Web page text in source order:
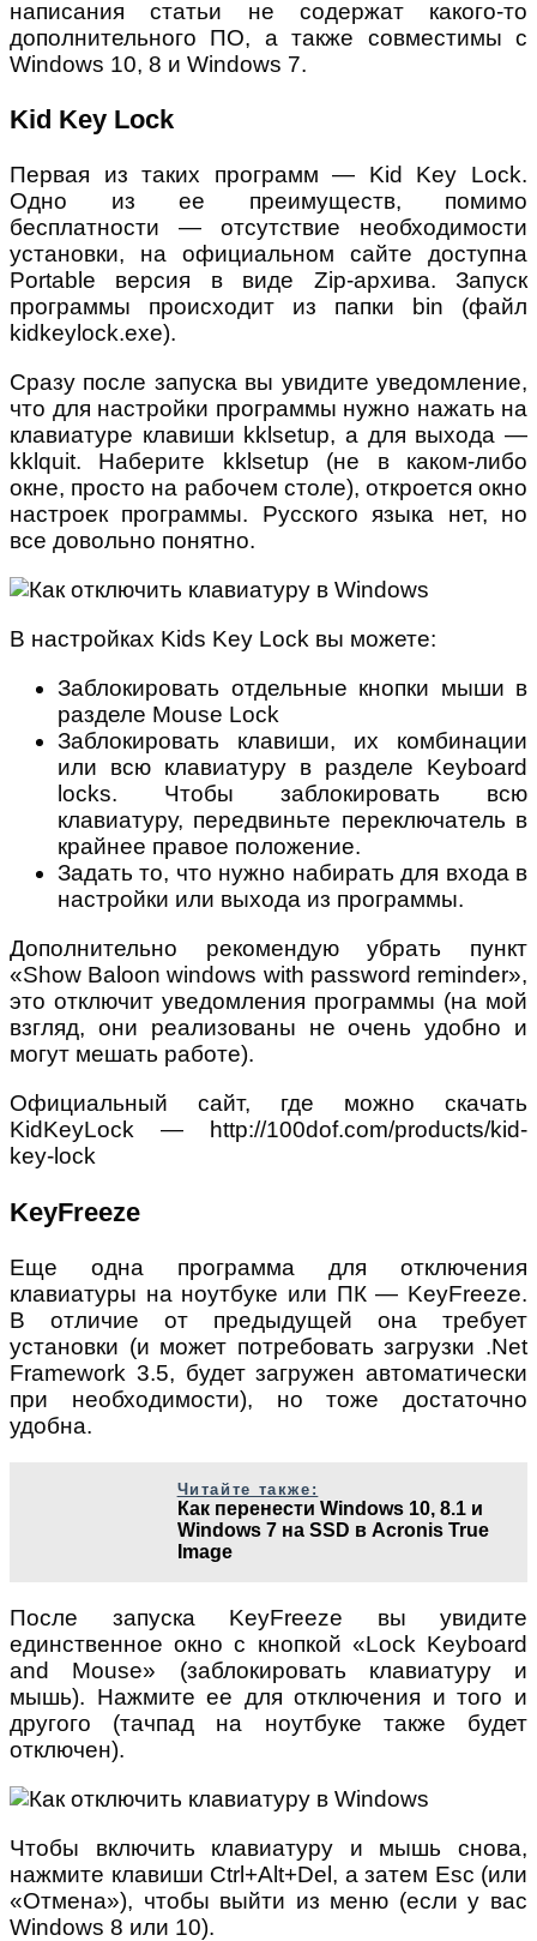
написания статьи не содержат какого-то
дополнительного ПО, а также совместимы с
Windows 10, 8 и Windows 7.
Kid Key Lock
Первая из таких программ — Kid Key Lock.
Одно из ее преимуществ, помимо
бесплатности — отсутствие необходимости
установки, на официальном сайте доступна
Portable версия в виде Zip-архива. Запуск
программы происходит из папки bin (файл
kidkeylock.exe).
Сразу после запуска вы увидите уведомление,
что для настройки программы нужно нажать на
клавиатуре клавиши kklsetup, а для выхода —
kklquit. Наберите kklsetup (не в каком-либо
окне, просто на рабочем столе), откроется окно
настроек программы. Русского языка нет, но
все довольно понятно.
В настройках Kids Key Lock вы можете:
Заблокировать отдельные кнопки мыши в
разделе Mouse Lock
Заблокировать клавиши, их комбинации
или всю клавиатуру в разделе Keyboard
locks. Чтобы заблокировать всю
клавиатуру, передвиньте переключатель в
крайнее правое положение.
Задать то, что нужно набирать для входа в
настройки или выхода из программы.
Дополнительно рекомендую убрать пункт
«Show Baloon windows with password reminder»,
это отключит уведомления программы (на мой
взгляд, они реализованы не очень удобно и
могут мешать работе).
Официальный сайт, где можно скачать
KidKeyLock — http://100dof.com/products/kid-
key-lock
KeyFreeze
Еще одна программа для отключения
клавиатуры на ноутбуке или ПК — KeyFreeze.
В отличие от предыдущей она требует
установки (и может потребовать загрузки .Net
Framework 3.5, будет загружен автоматически
при необходимости), но тоже достаточно
удобна.
Читайте также:
Как перенести Windows 10, 8.1 и
Windows 7 на SSD в Acronis True
Image
После запуска KeyFreeze вы увидите
единственное окно с кнопкой «Lock Keyboard
and Mouse» (заблокировать клавиатуру и
мышь). Нажмите ее для отключения и того и
другого (тачпад на ноутбуке также будет
отключен).
Чтобы включить клавиатуру и мышь снова,
нажмите клавиши Ctrl+Alt+Del, а затем Esc (или
«Отмена»), чтобы выйти из меню (если у вас
Windows 8 или 10).